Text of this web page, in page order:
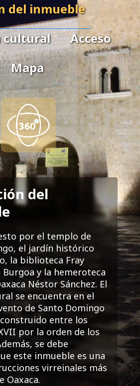
del inmueble
cultural
Acceso
Mapa
del
por el templo de
el jardín histórico
la biblioteca Fray
Burgoa y la hemeroteca
Néstor Sánchez. El
se encuentra en el
de Santo Domingo
entre los
por la orden de los
se debe
este inmueble es una
virreinales más
Oaxaca.